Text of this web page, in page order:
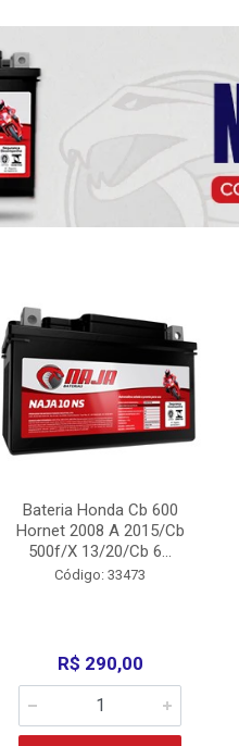
Bateria Honda Cb 600
Hornet 2008 A 2015/Cb
500f/X 13/20/Cb 6...
Código: 33473
R$ 290,00